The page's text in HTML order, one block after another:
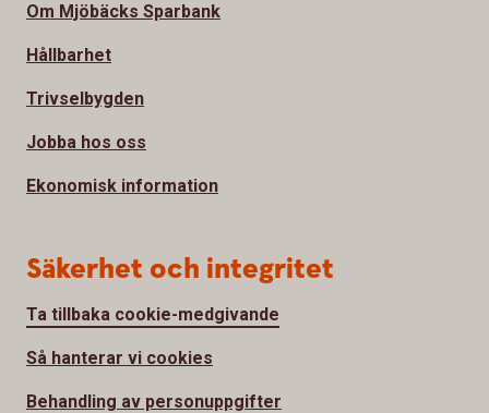
Om Mjöbäcks Sparbank
Hållbarhet
Trivselbygden
Jobba hos oss
Ekonomisk information
Säkerhet och integritet
Ta tillbaka cookie-medgivande
Så hanterar vi cookies
Behandling av personuppgifter